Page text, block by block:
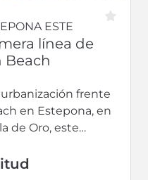
ESTE
línea de
Beach
frente
en Estepona, en
de Oro, este